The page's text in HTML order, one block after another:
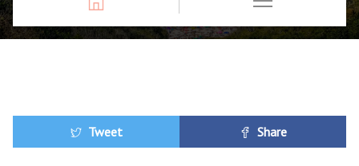
Tweet Share